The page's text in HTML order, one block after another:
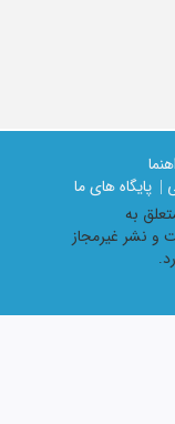
|
پایگاه های ما
به
و نشر غیرمجاز